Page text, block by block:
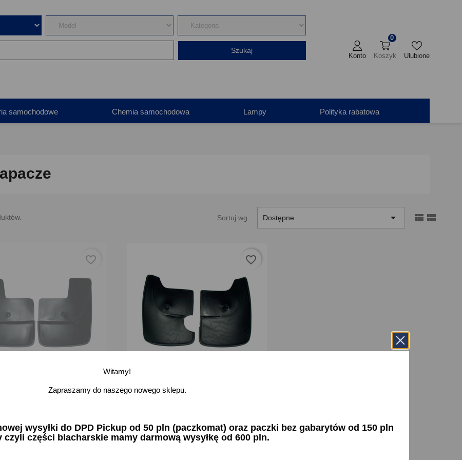
Szukaj
Konto Koszyk
0
Ulubione
samochodowe Chemia samochodowa Lampy Polityka rabatowa
Sortuj wg: Dostępne   
przód przednie Fiat
stanie
favorite_border
Chlapacze tył tylne Fiat Cinquecento -
Dodaj - +
favorite_border
Witamy!
Zapraszamy do naszego nowego sklepu.
wysyłki do DPD Pickup od 50 pln (paczkomat) oraz paczki bez gabarytów od 150 pln
czyli części blacharskie mamy darmową wysyłkę od 600 pln.